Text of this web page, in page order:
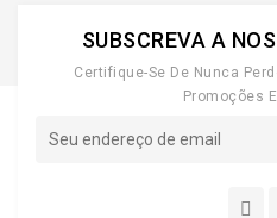
SUBSCREVA A
Certifique-Se De Nunca
Promoções